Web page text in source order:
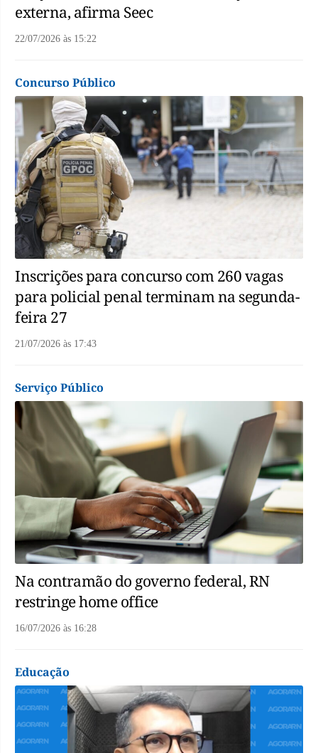
externa, afirma Seec
22/07/2026 às 15:22
Concurso Público
Inscrições para concurso com 260 vagas
para policial penal terminam na segunda-
feira 27
21/07/2026 às 17:43
Serviço Público
Na contramão do governo federal, RN
restringe home office
16/07/2026 às 16:28
Educação